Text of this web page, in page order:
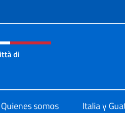
redes
di
Quienes somos Italia y